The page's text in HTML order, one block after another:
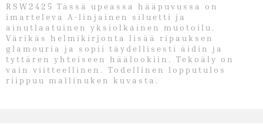
RSW2425 Tässä upeassa hääpuvussa on
imarteleva A-linjainen siluetti ja
ainutlaatuinen yksiolkainen muotoilu.
Värikäs helmikirjonta lisää ripauksen
glamouria ja sopii täydellisesti äidin ja
tyttären yhteiseen häälookiin. Tekoäly on
vain viitteellinen. Todellinen lopputulos
riippuu mallinuken kuvasta.